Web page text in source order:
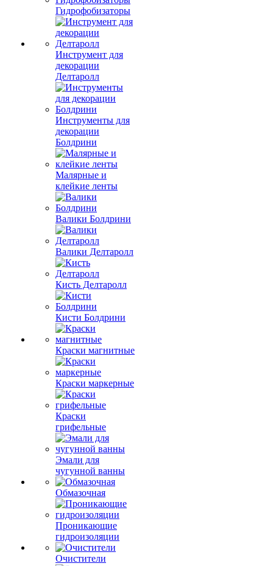
Гидрофобизаторы
Инструмент для
декорации
Делтаролл
Инструменты для
декорации
Болдрини
Малярные и
клейкие ленты
Валики Болдрини
Валики Делтаролл
Кисть Делтаролл
Кисти Болдрини
Краски магнитные
Краски маркерные
Краски
грифельные
Эмали для
чугунной ванны
Обмазочная
Проникающие
гидроизоляции
Очистители